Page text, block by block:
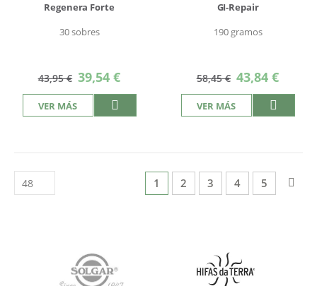
Regenera Forte
30 sobres
43,95 € Precio
especial
39,54 €
VER MÁS
GI-Repair
190 gramos
58,45 € Precio
especial
43,84 €
VER MÁS
Página
Actualmente estás leyendo
1 Página
2 Página
3 Página
4 Página
5